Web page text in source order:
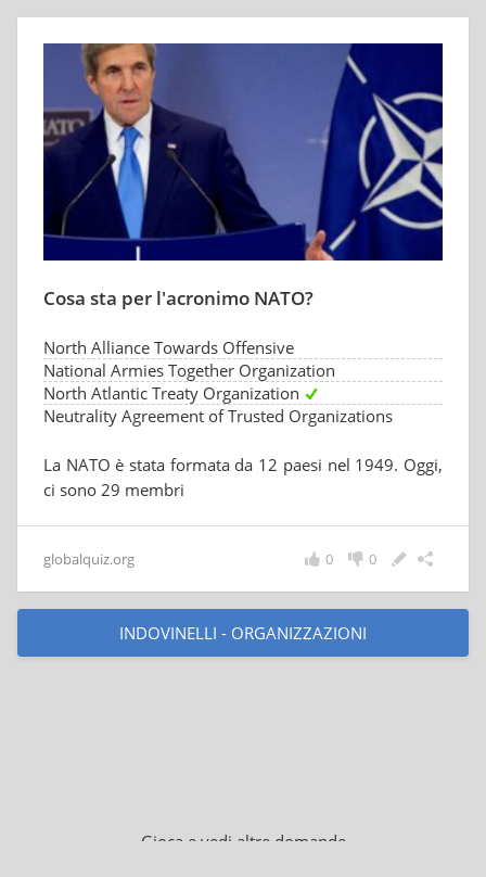
Cosa sta per l'acronimo NATO?
North Alliance Towards Offensive
National Armies Together Organization
North Atlantic Treaty Organization
Neutrality Agreement of Trusted Organizations
La NATO è stata formata da 12 paesi nel 1949. Oggi,
ci sono 29 membri
globalquiz.org 0
0
INDOVINELLI - ORGANIZZAZIONI
Gioca e vedi altre domande